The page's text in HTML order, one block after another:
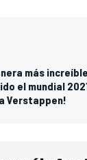
más
el mundial
Verstappen!